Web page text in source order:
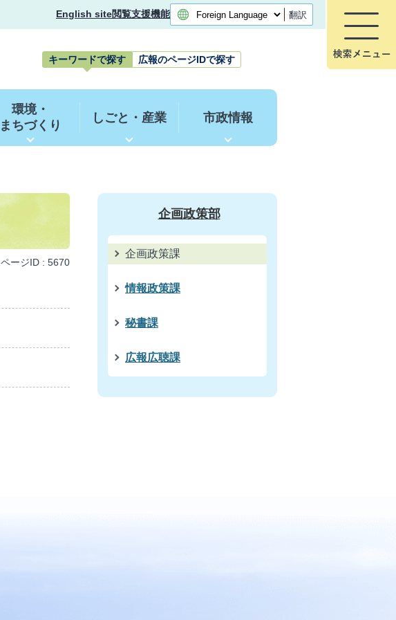
English site閲覧支援機能 翻訳
キーワードで探す 広報のページIDで探す
ワ
ー
環境・
まちづくり
しごと・産業 市政情報
ページID : 5670
企画政策部
企画政策課
情報政策課
秘書課
広報広聴課